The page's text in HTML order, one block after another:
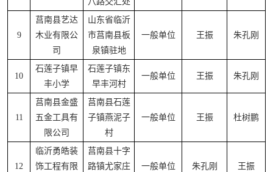
9
莒南县艺达
木业有限公
司
山东省临沂
市莒南县板
泉镇驻地
一般单位 王振 朱孔刚
10
石莲子镇早
丰小学
石莲子镇东
早丰河村
一般单位 王振 朱孔刚
11
莒南县金盛
五金工具有
限公司
莒南县石莲
子镇燕泥子
村
一般单位 王振 杜树鹏
12
临沂勇皓装
饰工程有限
莒南县十字
路镇尤家庄
一般单位 朱孔刚 王振